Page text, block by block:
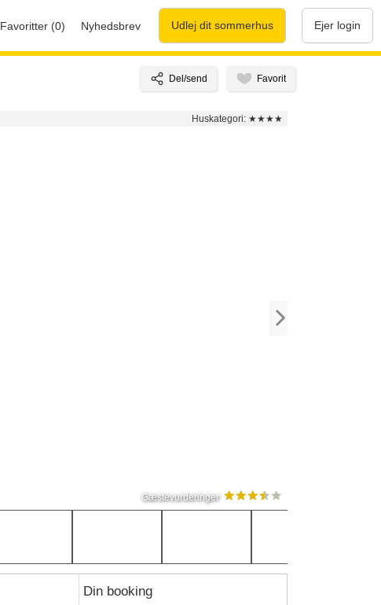
Favoritter (0) Nyhedsbrev Udlej dit sommerhus Ejer login
Huskategori: ★★★★
Gæstevurderinger
Din booking